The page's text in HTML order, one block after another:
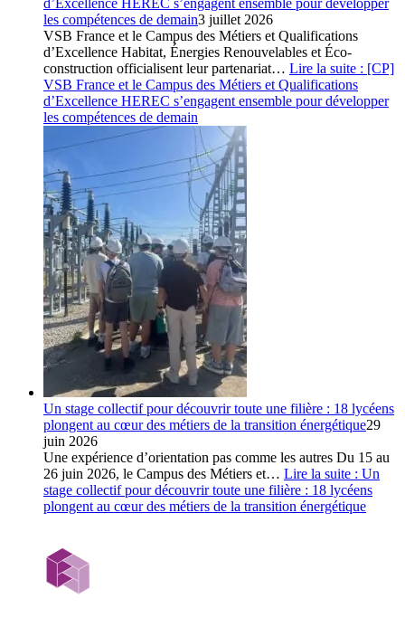
les compétences de demain3 juillet 2026
VSB France et le Campus des Métiers et Qualifications
d’Excellence Habitat, Énergies Renouvelables et Éco-
construction officialisent leur partenariat… Lire la suite : [CP]
VSB France et le Campus des Métiers et Qualifications
d’Excellence HEREC s’engagent ensemble pour développer
les compétences de demain
Un stage collectif pour découvrir toute une filière : 18 lycéens
plongent au cœur des métiers de la transition énergétique29
juin 2026
Une expérience d’orientation pas comme les autres Du 15 au
26 juin 2026, le Campus des Métiers et… Lire la suite : Un
stage collectif pour découvrir toute une filière : 18 lycéens
plongent au cœur des métiers de la transition énergétique